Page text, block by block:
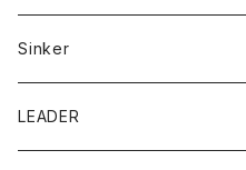
漁港ワームLv.2
Bスネイクinch
KeeperLine
Sinker
キーパーライン
LEADER